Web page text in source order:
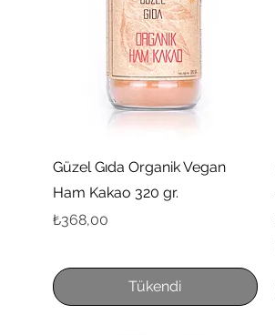
Hızlı Bakış
Güzel Gıda Organik Vegan
Ham Kakao 320 gr.
Fiyat
₺368,00
Tükendi